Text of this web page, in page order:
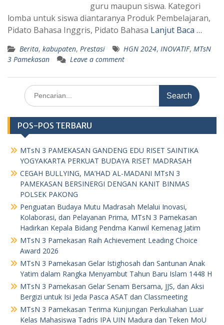
guru maupun siswa. Kategori
lomba untuk siswa diantaranya Produk Pembelajaran,
Pidato Bahasa Inggris, Pidato Bahasa Lanjut Baca …
Berita, kabupaten, Prestasi HGN 2024, INOVATIF, MTsN
3 Pamekasan
Leave a comment
Search
for:
POS-POS TERBARU
MTsN 3 PAMEKASAN GANDENG EDU RISET SAINTIKA
YOGYAKARTA PERKUAT BUDAYA RISET MADRASAH
CEGAH BULLYING, MA’HAD AL-MADANI MTsN 3
PAMEKASAN BERSINERGI DENGAN KANIT BINMAS
POLSEK PAKONG
Penguatan Budaya Mutu Madrasah Melalui Inovasi,
Kolaborasi, dan Pelayanan Prima, MTsN 3 Pamekasan
Hadirkan Kepala Bidang Pendma Kanwil Kemenag Jatim
MTsN 3 Pamekasan Raih Achievement Leading Choice
Award 2026
MTsN 3 Pamekasan Gelar Istighosah dan Santunan Anak
Yatim dalam Rangka Menyambut Tahun Baru Islam 1448 H
MTsN 3 Pamekasan Gelar Senam Bersama, JJS, dan Aksi
Bergizi untuk Isi Jeda Pasca ASAT dan Classmeeting
MTsN 3 Pamekasan Terima Kunjungan Perkuliahan Luar
Kelas Mahasiswa Tadris IPA UIN Madura dan Teken MoU